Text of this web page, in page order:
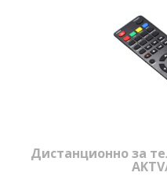
Дистанционно за